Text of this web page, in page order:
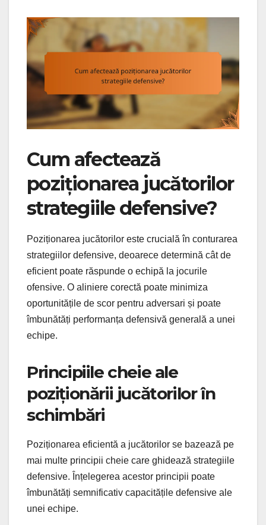
Cum afectează
poziționarea jucătorilor
strategiile defensive?
Poziționarea jucătorilor este crucială în conturarea
strategiilor defensive, deoarece determină cât de
eficient poate răspunde o echipă la jocurile
ofensive. O aliniere corectă poate minimiza
oportunitățile de scor pentru adversari și poate
îmbunătăți performanța defensivă generală a unei
echipe.
Principiile cheie ale
poziționării jucătorilor în
schimbări
Poziționarea eficientă a jucătorilor se bazează pe
mai multe principii cheie care ghidează strategiile
defensive. Înțelegerea acestor principii poate
îmbunătăți semnificativ capacitățile defensive ale
unei echipe.